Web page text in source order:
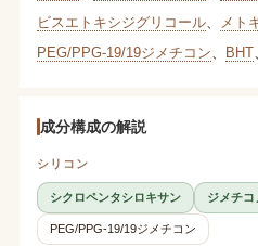
ビスエトキシジグリコール、 メト
PEG/PPG-19/19ジメチコン
BHT
成分構成の解説
シリコン
シクロペンタシロキサン ジメチコ
PEG/PPG-19/19ジメチコン